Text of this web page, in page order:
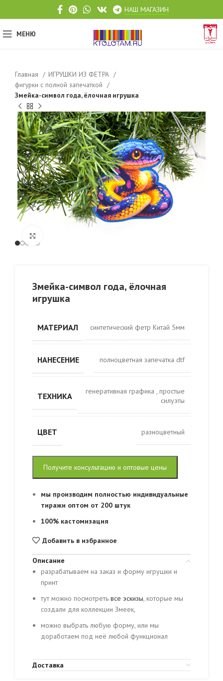
НАШ МАГАЗИН
МЕНЮ
Главная
ИГРУШКИ ИЗ ФЕТРА
фигурки с полной запечаткой
Змейка-символ года, ёлочная игрушка
Змейка-символ года, ёлочная
игрушка
МАТЕРИАЛ синтетический фетр Китай 5мм
НАНЕСЕНИЕ полноцветная запечатка dtf
ТЕХНИКА генеративная графика , простые
силуэты
ЦВЕТ разноцветный
Получите консультацию и оптовые цены
мы производим полностью индивидуальные
тиражи оптом от 200 штук
100% кастомизация
Добавить в избранное
Описание
разрабатываем на заказ и форму игрушки и
принт
тут можно посмотреть все эскизы, которые мы
создали для коллекции Змеек,
можно выбрать любую форму, или мы
доработаем под неё любой функционал
Доставка